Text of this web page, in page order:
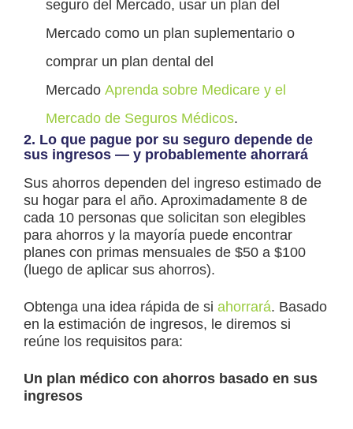
seguro del Mercado, usar un plan del
Mercado como un plan suplementario o
comprar un plan dental del
Mercado Aprenda sobre Medicare y el
Mercado de Seguros Médicos.
2. Lo que pague por su seguro depende de
sus ingresos — y probablemente ahorrará
Sus ahorros dependen del ingreso estimado de
su hogar para el año. Aproximadamente 8 de
cada 10 personas que solicitan son elegibles
para ahorros y la mayoría puede encontrar
planes con primas mensuales de $50 a $100
(luego de aplicar sus ahorros).
Obtenga una idea rápida de si ahorrará. Basado
en la estimación de ingresos, le diremos si
reúne los requisitos para:
Un plan médico con ahorros basado en sus
ingresos